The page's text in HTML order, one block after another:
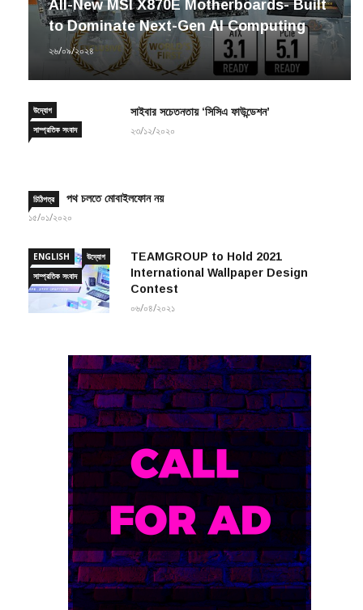
to Dominate Next-Gen AI Computing
২৬/০৯/২০২৪
সাম্প্রতিক সংবাদ
২৩/১২/২০২০
১৫/০১/২০২০
সাম্প্রতিক সংবাদ
International Wallpaper Design
Contest
০৬/০৪/২০২১